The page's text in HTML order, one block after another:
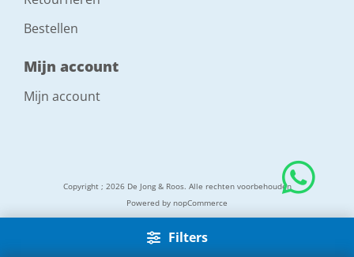
Filters
Bestellen
Mijn account
Mijn account
Copyright ; 2026 De Jong & Roos. Alle rechten voorbehouden
Powered by nopCommerce